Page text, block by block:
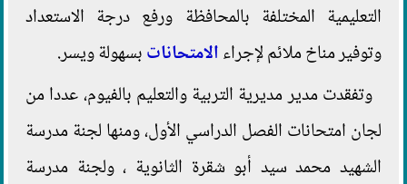
التعليمية المختلفة بالمحافظة ورفع درجة الاستعداد
وتوفير مناخ ملائم لإجراءالامتحاناتبسهولة ويسر.
وتفقدت مدير مديرية التربية والتعليم بالفيوم، عددا من
لجان امتحانات الفصل الدراسي الأول، ومنها لجنة مدرسة
الشهيد محمد سيد أبو شقرة الثانوية ، ولجنة مدرسة